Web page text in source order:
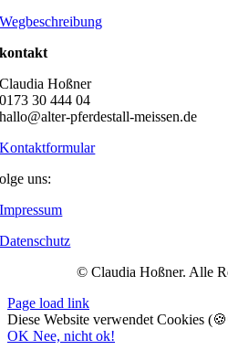
Wegbeschreibung
kontakt
Claudia Hoßner
0173 30 444 04
hallo@alter-pferdestall-meissen.de
Kontaktformular
uns:
Impressum
Datenschutz
© Claudia Hoßner. Alle
Page load link
Diese Website verwendet Cookies
OK Nee, nicht ok!